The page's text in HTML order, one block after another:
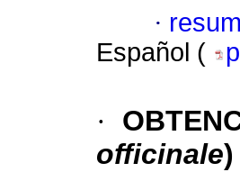
·
Español (
·
officinale)